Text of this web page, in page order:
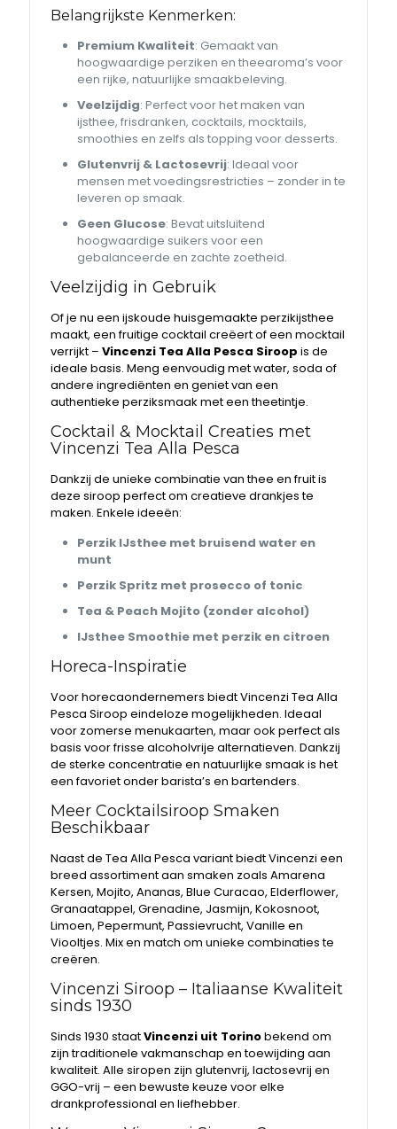
Belangrijkste Kenmerken:
Premium Kwaliteit: Gemaakt van
hoogwaardige perziken en theearoma’s voor
een rijke, natuurlijke smaakbeleving.
Veelzijdig: Perfect voor het maken van
ijsthee, frisdranken, cocktails, mocktails,
smoothies en zelfs als topping voor desserts.
Glutenvrij & Lactosevrij: Ideaal voor
mensen met voedingsrestricties – zonder in te
leveren op smaak.
Geen Glucose: Bevat uitsluitend
hoogwaardige suikers voor een
gebalanceerde en zachte zoetheid.
Veelzijdig in Gebruik
Of je nu een ijskoude huisgemaakte perzikijsthee
maakt, een fruitige cocktail creëert of een mocktail
verrijkt –Vincenzi Tea Alla Pesca Siroop is de
ideale basis. Meng eenvoudig met water, soda of
andere ingrediënten en geniet van een
authentieke perziksmaak met een theetintje.
Cocktail & Mocktail Creaties met
Vincenzi Tea Alla Pesca
Dankzij de unieke combinatie van thee en fruit is
deze siroop perfect om creatieve drankjes te
maken. Enkele ideeën:
Perzik IJsthee met bruisend water en
munt
Perzik Spritz met prosecco of tonic
Tea & Peach Mojito (zonder alcohol)
IJsthee Smoothie met perzik en citroen
Horeca-Inspiratie
Voor horecaondernemers biedt Vincenzi Tea Alla
Pesca Siroop eindeloze mogelijkheden. Ideaal
voor zomerse menukaarten, maar ook perfect als
basis voor frisse alcoholvrije alternatieven. Dankzij
de sterke concentratie en natuurlijke smaak is het
een favoriet onder barista’s en bartenders.
Meer Cocktailsiroop Smaken
Beschikbaar
Naast de Tea Alla Pesca variant biedt Vincenzi een
breed assortiment aan smaken zoals Amarena
Kersen, Mojito, Ananas, Blue Curacao, Elderflower,
Granaatappel, Grenadine, Jasmijn, Kokosnoot,
Limoen, Pepermunt, Passievrucht, Vanille en
Viooltjes. Mix en match om unieke combinaties te
creëren.
Vincenzi Siroop – Italiaanse Kwaliteit
sinds 1930
Sinds 1930 staatVincenzi uit Torinobekend om
zijn traditionele vakmanschap en toewijding aan
kwaliteit. Alle siropen zijn glutenvrij, lactosevrij en
GGO-vrij – een bewuste keuze voor elke
drankprofessional en liefhebber.